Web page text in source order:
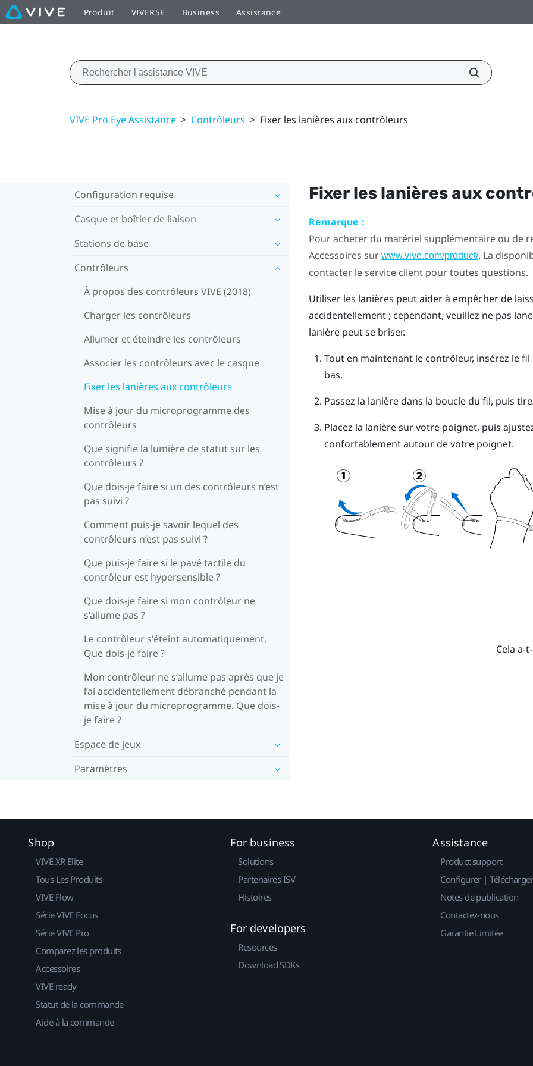
Produit VIVERSE Business Assistance
VIVE Pro Eye Assistance > Contrôleurs > Fixer les lanières aux contrôleurs
Configuration requise
Casque et boîtier de liaison
Stations de base
Contrôleurs
À propos des contrôleurs VIVE (2018)
Charger les contrôleurs
Allumer et éteindre les contrôleurs
Associer les contrôleurs avec le casque
Fixer les lanières aux contrôleurs
Mise à jour du microprogramme des
contrôleurs
Que signifie la lumière de statut sur les
contrôleurs ?
Que dois-je faire si un des contrôleurs n’est
pas suivi ?
Comment puis-je savoir lequel des
contrôleurs n’est pas suivi ?
Que puis-je faire si le pavé tactile du
contrôleur est hypersensible ?
Que dois-je faire si mon contrôleur ne
s’allume pas ?
Le contrôleur s'éteint automatiquement.
Que dois-je faire ?
Mon contrôleur ne s’allume pas après que je
l’ai accidentellement débranché pendant la
mise à jour du microprogramme. Que dois-
je faire ?
Espace de jeux
Paramètres
Fixer les lanières aux
Remarque :
Pour acheter du matériel supplémentaire ou de
Accessoires sur www.vive.com/product/. La
contacter le service client pour toutes questions.
Utiliser les lanières peut aider à empêcher de
accidentellement ; cependant, veuillez ne pas
lanière peut se briser.
Tout en maintenant le contrôleur, insérez le
bas.
Passez la lanière dans la boucle du fil, puis
Placez la lanière sur votre poignet, puis
confortablement autour de votre poignet.
Cela a-
Shop
VIVE XR Elite
Tous Les Produits
VIVE Flow
Série VIVE Focus
Série VIVE Pro
Comparez les produits
Accessoires
VIVE ready
Statut de la commande
Aide à la commande
For business
Solutions
Partenaires ISV
Histoires
For developers
Resources
Download SDKs
Assistance
Product support
Configurer |
Notes de publication
Contactez-nous
Garantie Limitée